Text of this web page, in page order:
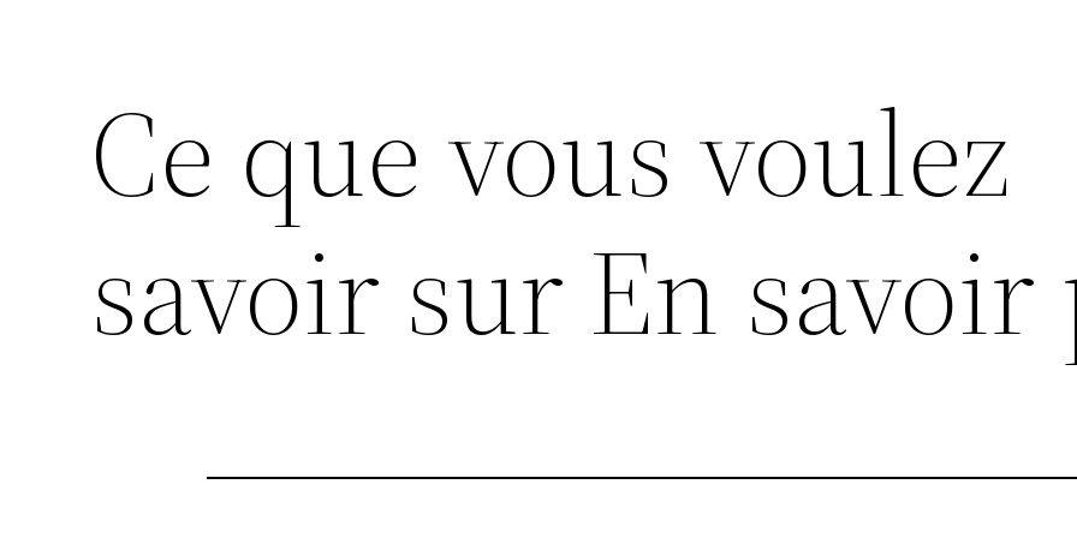
Ce que vous voulez
savoir sur En